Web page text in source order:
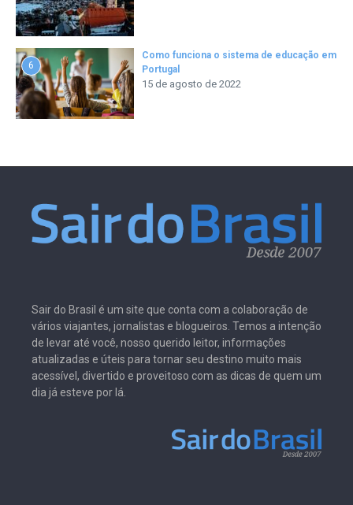
6
Como funciona o sistema de educação em
Portugal
15 de agosto de 2022
Sair do Brasil é um site que conta com a colaboração de
vários viajantes, jornalistas e blogueiros. Temos a intenção
de levar até você, nosso querido leitor, informações
atualizadas e úteis para tornar seu destino muito mais
acessível, divertido e proveitoso com as dicas de quem um
dia já esteve por lá.